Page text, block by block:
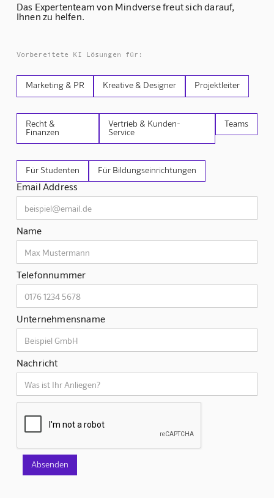
Das Expertenteam von Mindverse freut sich darauf,
Ihnen zu helfen.
Vorbereitete KI Lösungen für:
Marketing & PR Kreative & Designer Projektleiter
Recht &
Finanzen
Vertrieb & Kunden-
Service
Teams
Für Studenten Für Bildungseinrichtungen
Email Address
Name
Telefonnummer
Unternehmensname
Nachricht